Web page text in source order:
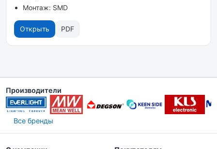
Монтаж: SMD
Открыть PDF
Производители
Все бренды